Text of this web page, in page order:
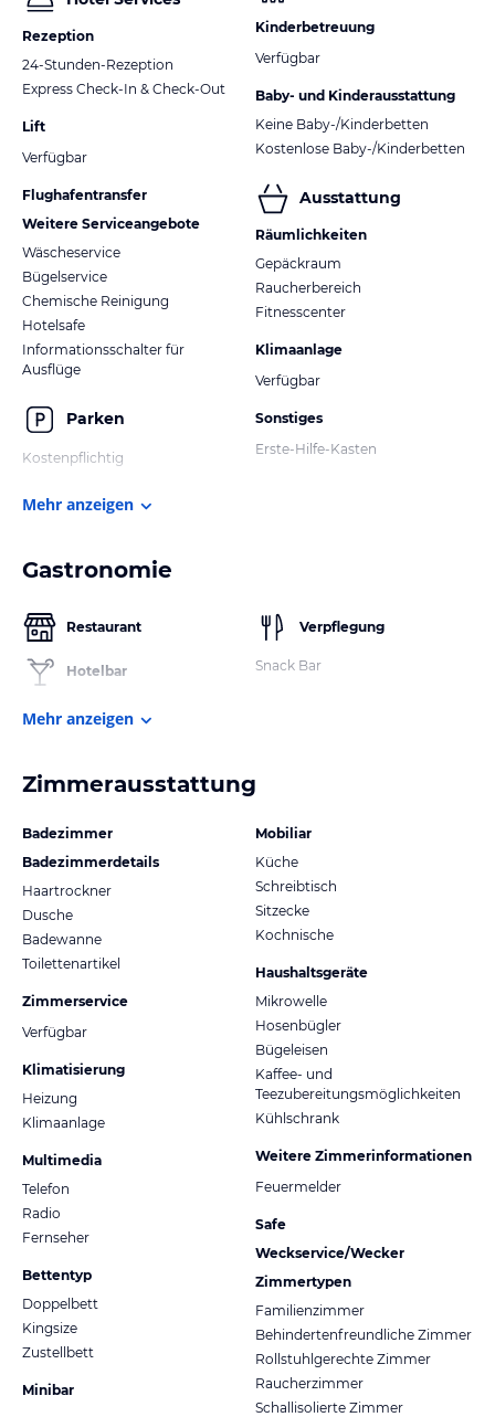
Rezeption
24-Stunden-Rezeption
Express Check-In & Check-Out
Lift
Verfügbar
Flughafentransfer
Weitere Serviceangebote
Wäscheservice
Bügelservice
Chemische Reinigung
Hotelsafe
Informationsschalter für
Ausflüge
Parken
Kostenpflichtig
Kinderbetreuung
Verfügbar
Baby- und Kinderausstattung
Keine Baby-/Kinderbetten
Kostenlose Baby-/Kinderbetten
Ausstattung
Räumlichkeiten
Gepäckraum
Raucherbereich
Fitnesscenter
Klimaanlage
Verfügbar
Sonstiges
Erste-Hilfe-Kasten
Mehr anzeigen
Gastronomie
Restaurant
Hotelbar
Verpflegung
Snack Bar
Mehr anzeigen
Zimmerausstattung
Badezimmer
Badezimmerdetails
Haartrockner
Dusche
Badewanne
Toilettenartikel
Zimmerservice
Verfügbar
Klimatisierung
Heizung
Klimaanlage
Multimedia
Telefon
Radio
Fernseher
Bettentyp
Doppelbett
Kingsize
Zustellbett
Minibar
Mobiliar
Küche
Schreibtisch
Sitzecke
Kochnische
Haushaltsgeräte
Mikrowelle
Hosenbügler
Bügeleisen
Kaffee- und
Teezubereitungsmöglichkeiten
Kühlschrank
Weitere Zimmerinformationen
Feuermelder
Safe
Weckservice/Wecker
Zimmertypen
Familienzimmer
Behindertenfreundliche Zimmer
Rollstuhlgerechte Zimmer
Raucherzimmer
Schallisolierte Zimmer